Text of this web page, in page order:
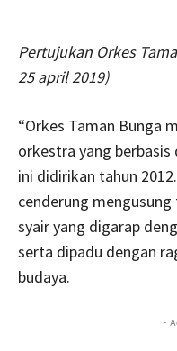
Pertujukan Orkes
25 april 2019)
“Orkes Taman Bunga
orkestra yang
ini didirikan tahun
cenderung
syair yang digarap
serta dipadu dengan
budaya.
-